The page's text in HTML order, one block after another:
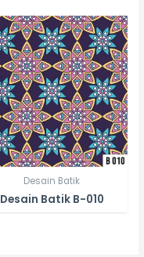
Desain Batik
Desain Batik B-010